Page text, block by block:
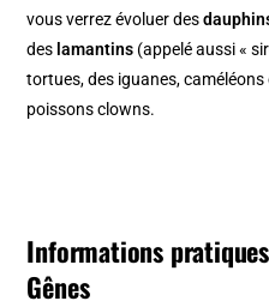
vous verrez évoluer des
des lamantins (appelé aussi «
tortues, des iguanes,
poissons clowns.
Informations
Gênes